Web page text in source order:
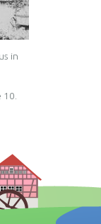
in
10.